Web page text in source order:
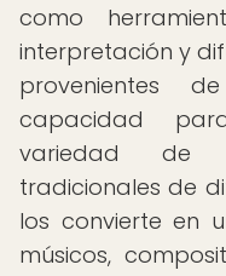
como
interpretación y
provenientes
capacidad
variedad de
tradicionales de
los convierte en
músicos,